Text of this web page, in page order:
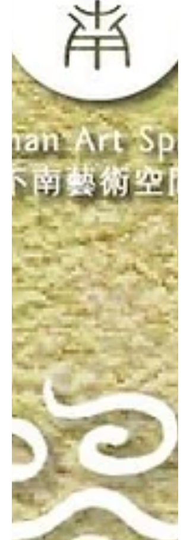
驗。 【市集限定課程】阿祥-迪吉里度
管音波體驗 體驗迪吉里度管吹奏時獨特
的震動，同時躺下感受聲波、震動穿透
身體。 【不南每月常態活動】Nora-直
覺吟唱圈 透過輕鬆的發聲、直覺的唱
誦、團體即興合奏，一起在聲音的震動
裡回到最柔軟的狀態。 【市集限定課
程】D